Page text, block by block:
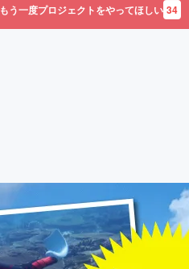
もう一度プロジェクトをやってほしい 34